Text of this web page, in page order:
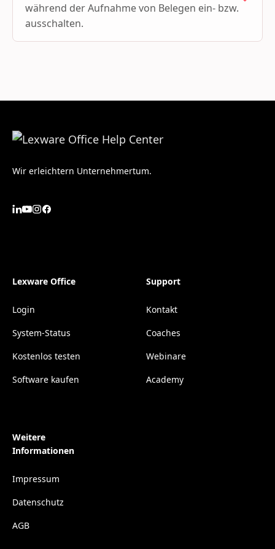
während der Aufnahme von Belegen ein- bzw.
ausschalten.
Wir erleichtern Unternehmertum.
Lexware Office
Login
System-Status
Kostenlos testen
Software kaufen
Support
Kontakt
Coaches
Webinare
Academy
Weitere
Informationen
Impressum
Datenschutz
AGB